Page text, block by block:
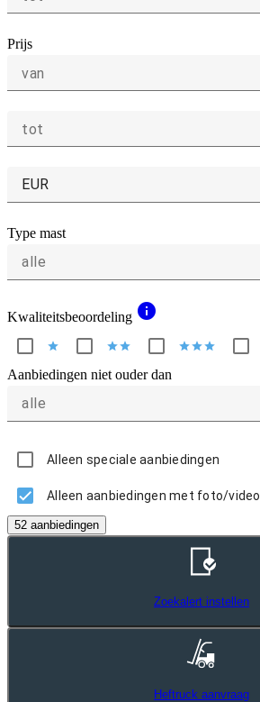
Prijs
van
tot
EUR
Type mast
alle
Kwaliteitsbeoordeling info
star starstar starstarstar
Aanbiedingen niet ouder dan
alle
Alleen speciale aanbiedingen
Alleen aanbiedingen met foto/video
52 aanbiedingen
Zoekalert instellen
Heftruck aanvraag